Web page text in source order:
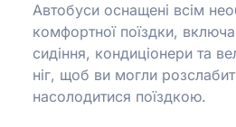
Автобуси оснащені всім
комфортної поїздки,
сидіння, кондиціонери та
ніг, щоб ви могли
насолодитися поїздкою.